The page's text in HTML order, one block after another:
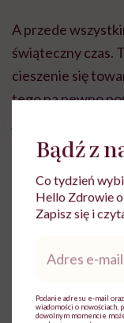
A przede
świąteczny czas.
cieszenie się
tego na pewno
jedzeniu, a na
ważne.
ma naprawdę
Bądź z
Co tydzień
Hello Zdrowie o
Zapisz się i
mail*
Podanie adresu e-mail
wiadomości o nowościach,
dowolnym momencie